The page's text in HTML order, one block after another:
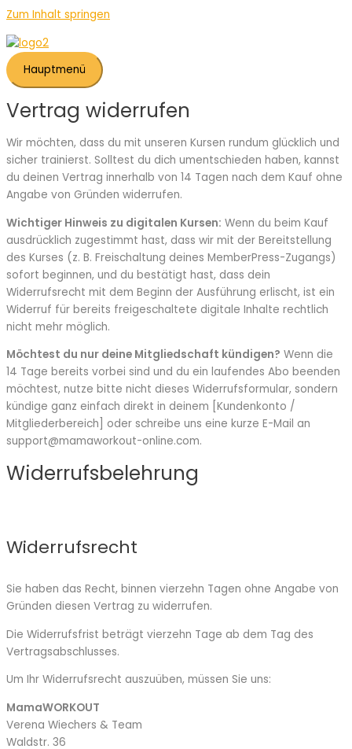
Zum Inhalt springen
Hauptmenü
Vertrag widerrufen
Wir möchten, dass du mit unseren Kursen rundum glücklich und
sicher trainierst. Solltest du dich umentschieden haben, kannst
du deinen Vertrag innerhalb von 14 Tagen nach dem Kauf ohne
Angabe von Gründen widerrufen.
Wichtiger Hinweis zu digitalen Kursen: Wenn du beim Kauf
ausdrücklich zugestimmt hast, dass wir mit der Bereitstellung
des Kurses (z. B. Freischaltung deines MemberPress-Zugangs)
sofort beginnen, und du bestätigt hast, dass dein
Widerrufsrecht mit dem Beginn der Ausführung erlischt, ist ein
Widerruf für bereits freigeschaltete digitale Inhalte rechtlich
nicht mehr möglich.
Möchtest du nur deine Mitgliedschaft kündigen? Wenn die
14 Tage bereits vorbei sind und du ein laufendes Abo beenden
möchtest, nutze bitte nicht dieses Widerrufsformular, sondern
kündige ganz einfach direkt in deinem [Kundenkonto /
Mitgliederbereich] oder schreibe uns eine kurze E-Mail an
support@mamaworkout-online.com.
Widerrufsbelehrung
Widerrufsrecht
Sie haben das Recht, binnen vierzehn Tagen ohne Angabe von
Gründen diesen Vertrag zu widerrufen.
Die Widerrufsfrist beträgt vierzehn Tage ab dem Tag des
Vertragsabschlusses.
Um Ihr Widerrufsrecht auszuüben, müssen Sie uns:
MamaWORKOUT
Verena Wiechers & Team
Waldstr. 36